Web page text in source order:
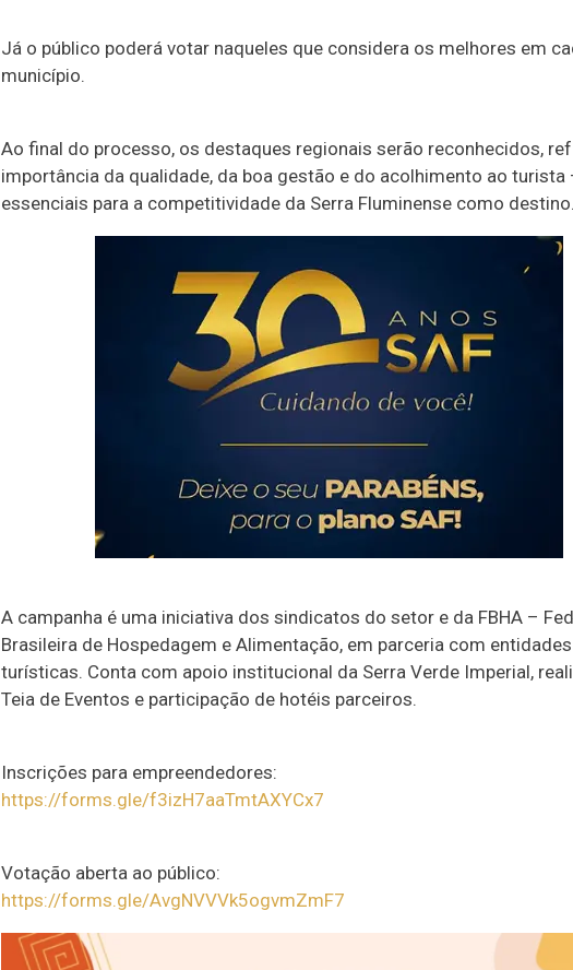
Já o público poderá votar naqueles que considera os melhores em
município.
Ao final do processo, os destaques regionais serão reconhecidos,
importância da qualidade, da boa gestão e do acolhimento ao
essenciais para a competitividade da Serra Fluminense como
A campanha é uma iniciativa dos sindicatos do setor e da FBHA –
Brasileira de Hospedagem e Alimentação, em parceria com entidades
turísticas. Conta com apoio institucional da Serra Verde Imperial,
Teia de Eventos e participação de hotéis parceiros.
Inscrições para empreendedores:
https://forms.gle/f3izH7aaTmtAXYCx7
Votação aberta ao público:
https://forms.gle/AvgNVVVk5ogvmZmF7